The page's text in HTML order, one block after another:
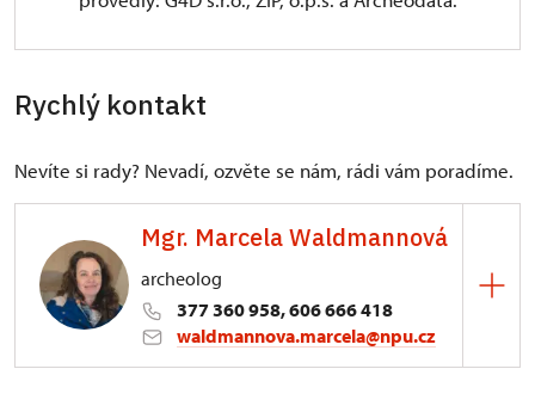
Rychlý kontakt
Nevíte si rady? Nevadí, ozvěte se nám, rádi vám poradíme.
Mgr. Marcela Waldmannová
archeolog
377 360 958, 606 666 418
waldmannova.marcela@npu.cz